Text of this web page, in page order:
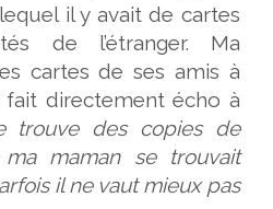
il y avait de cartes
de l’étranger. Ma
cartes de ses amis à
fait directement écho à
trouve des copies de
maman se trouvait
il ne vaut mieux pas